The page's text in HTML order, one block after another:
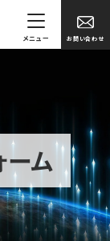
お問い合わせ
メニュー
ム